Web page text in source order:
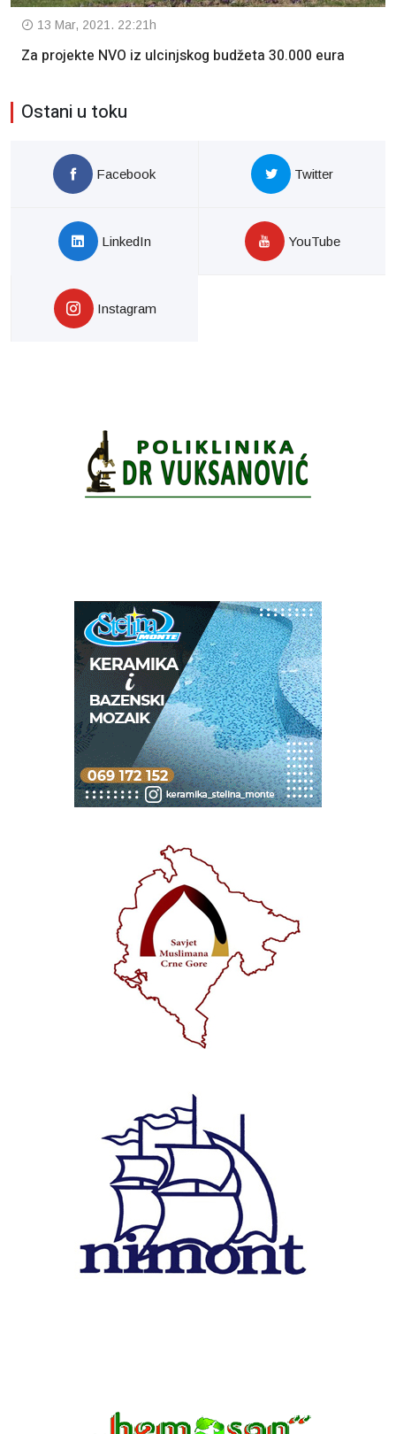
13 Mar, 2021. 22:21h
Za projekte NVO iz ulcinjskog budžeta 30.000 eura
Ostani u toku
Facebook Twitter
LinkedIn YouTube
Instagram